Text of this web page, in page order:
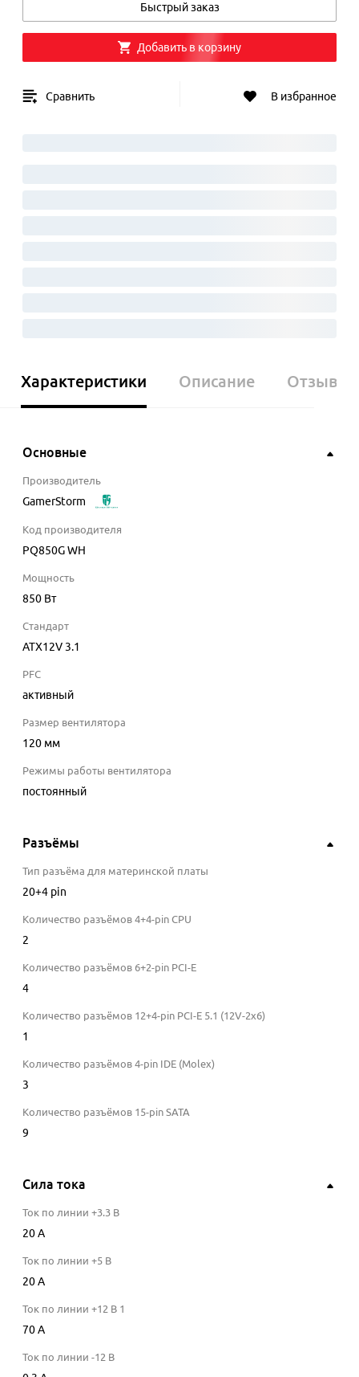
Быстрый заказ
Добавить в корзину
Сравнить В избранное
Характеристики Описание Отзывы
Основные
Производитель
GamerStorm
Код производителя
PQ850G WH
Мощность
850 Вт
Стандарт
ATX12V 3.1
PFC
активный
Размер вентилятора
120 мм
Режимы работы вентилятора
постоянный
Разъёмы
Тип разъёма для материнской платы
20+4 pin
Количество разъёмов 4+4-pin CPU
2
Количество разъёмов 6+2-pin PCI-E
4
Количество разъёмов 12+4-pin PCI-E 5.1 (12V-2х6)
1
Количество разъёмов 4-pin IDE (Molex)
3
Количество разъёмов 15-pin SATA
9
Сила тока
Ток по линии +3.3 В
20A
Ток по линии +5 В
20A
Ток по линии +12 В 1
70A
Ток по линии -12 В